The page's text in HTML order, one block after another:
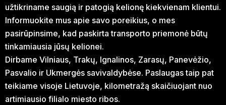
užtikriname saugią ir patogią kelionę kiekvienam klientui.
Informuokite mus apie savo poreikius, o mes
pasirūpinsime, kad paskirta transporto priemonė būtų
tinkamiausia jūsų kelionei.
Dirbame Vilniaus, Trakų, Ignalinos, Zarasų, Panevėžio,
Pasvalio ir Ukmergės savivaldybėse. Paslaugas taip pat
teikiame visoje Lietuvoje, kilometražą skaičiuojant nuo
artimiausio filialo miesto ribos.